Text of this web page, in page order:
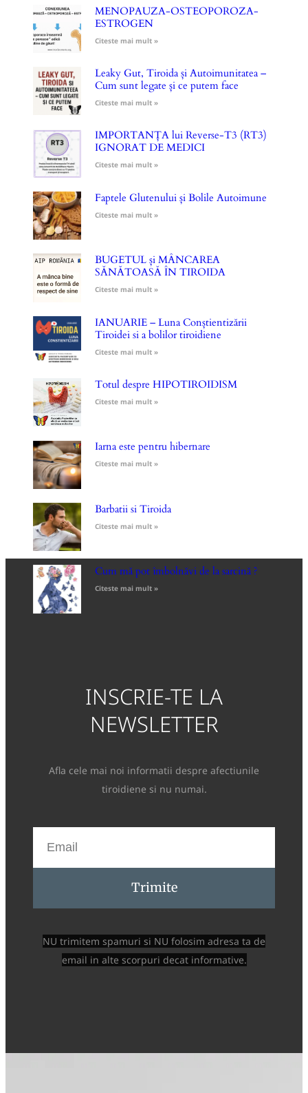
MENOPAUZA-OSTEOPOROZA-
ESTROGEN
Citeste mai mult »
Leaky Gut, Tiroida și Autoimunitatea –
Cum sunt legate și ce putem face
Citeste mai mult »
IMPORTANȚA lui Reverse-T3 (RT3)
IGNORAT DE MEDICI
Citeste mai mult »
Faptele Glutenului și Bolile Autoimune
Citeste mai mult »
BUGETUL și MÂNCAREA
SĂNĂTOASĂ ÎN TIROIDA
Citeste mai mult »
IANUARIE – Luna Conștientizării
Tiroidei si a bolilor tiroidiene
Citeste mai mult »
Totul despre HIPOTIROIDISM
Citeste mai mult »
Iarna este pentru hibernare
Citeste mai mult »
Barbatii si Tiroida
Citeste mai mult »
Cum mă pot îmbolnăvi de la sarcină ?
Citeste mai mult »
INSCRIE-TE LA
NEWSLETTER
Afla cele mai noi informatii despre afectiunile
tiroidiene si nu numai.
Trimite
NU trimitem spamuri si NU folosim adresa ta de
email in alte scorpuri decat informative.